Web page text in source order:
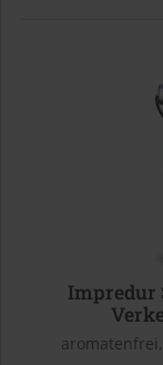
Impredur